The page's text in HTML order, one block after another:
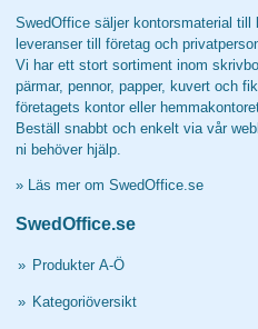
SwedOffice säljer kontorsmaterial till
leveranser till företag och
Vi har ett stort sortiment inom
pärmar, pennor, papper, kuvert och
företagets kontor eller
Beställ snabbt och enkelt via vår
ni behöver hjälp.
» Läs mer om SwedOffice.se
SwedOffice.se
» Produkter A-Ö
» Kategoriöversikt